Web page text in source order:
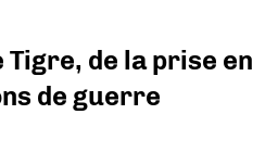
Tigre, de la prise en
de guerre